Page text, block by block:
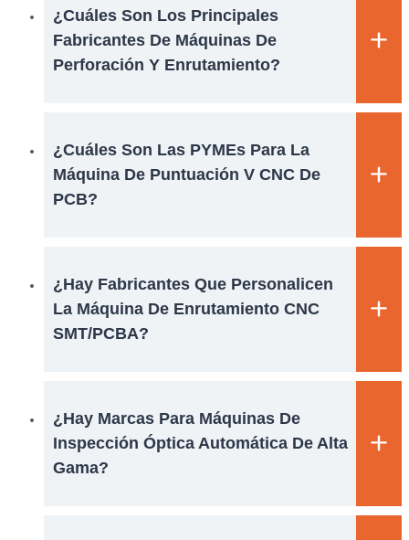
¿Cuáles Son Los Principales
Fabricantes De Máquinas De
Perforación Y Enrutamiento?
¿Cuáles Son Las PYMEs Para La
Máquina De Puntuación V CNC De
PCB?
¿Hay Fabricantes Que Personalicen
La Máquina De Enrutamiento CNC
SMT/PCBA?
¿Hay Marcas Para Máquinas De
Inspección Óptica Automática De Alta
Gama?